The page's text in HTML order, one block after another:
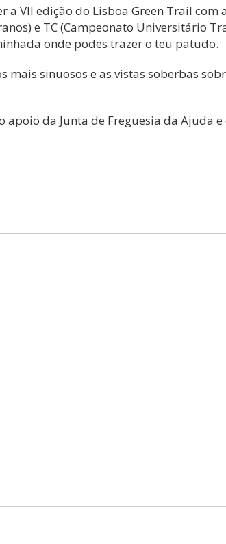
VII edição do Lisboa Green Trail com
e TC (Campeonato Universitário
onde podes trazer o teu patudo.
mais sinuosos e as vistas soberbas
apoio da Junta de Freguesia da Ajuda e